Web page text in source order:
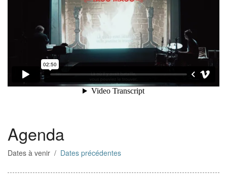
Agenda
Dates à venir / Dates précédentes